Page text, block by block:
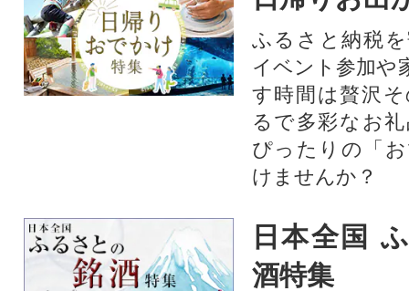
ふるさと納税
イベント参加や
す時間は贅沢
るで多彩なお
ぴったりの「
けませんか？
日本全国
酒特集